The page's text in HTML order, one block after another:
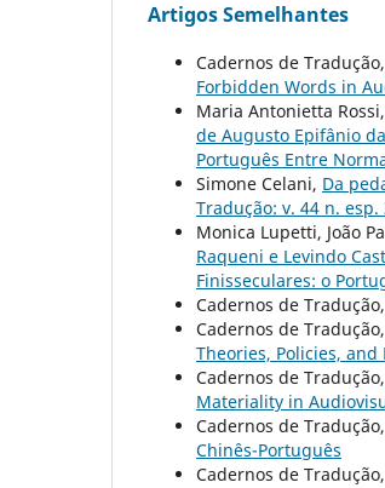
Artigos Semelhantes
Cadernos de Tradução,
Forbidden Words in
Maria Antonietta Rossi,
de Augusto Epifânio
Português Entre
Simone Celani, Da
Tradução: v. 44 n.
Monica Lupetti, João
Raqueni e Levindo
Finisseculares: o
Cadernos de Tradução,
Cadernos de Tradução,
Theories, Policies, and
Cadernos de Tradução,
Materiality in
Cadernos de Tradução,
Chinês-Português
Cadernos de Tradução,